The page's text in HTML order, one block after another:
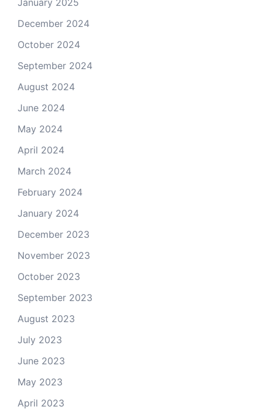
January 2025
December 2024
October 2024
September 2024
August 2024
June 2024
May 2024
April 2024
March 2024
February 2024
January 2024
December 2023
November 2023
October 2023
September 2023
August 2023
July 2023
June 2023
May 2023
April 2023